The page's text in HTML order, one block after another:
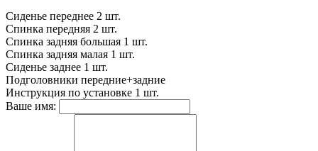
Сиденье переднее 2 шт.
Спинка передняя 2 шт.
Спинка задняя большая 1 шт.
Спинка задняя малая 1 шт.
Сиденье заднее 1 шт.
Подголовники передние+задние
Инструкция по установке 1 шт.
Ваше имя: